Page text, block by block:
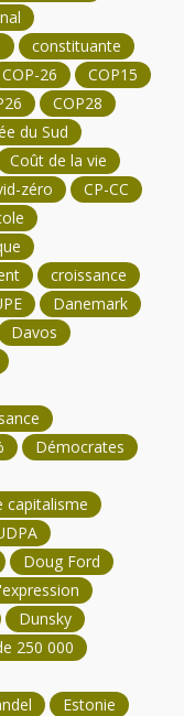
constituante
COP-26
COP15
COP28
du Sud
Coût de la vie
zéro
CP-CC
croissance
Danemark
Davos
Démocrates
capitalisme
Doug Ford
Dunsky
250 000
Estonie